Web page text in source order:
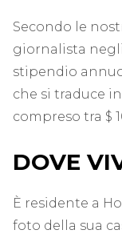
Secondo le
giornalista
stipendio annuo
che si traduce
compreso tra $
DOVE
È residente a
foto della sua